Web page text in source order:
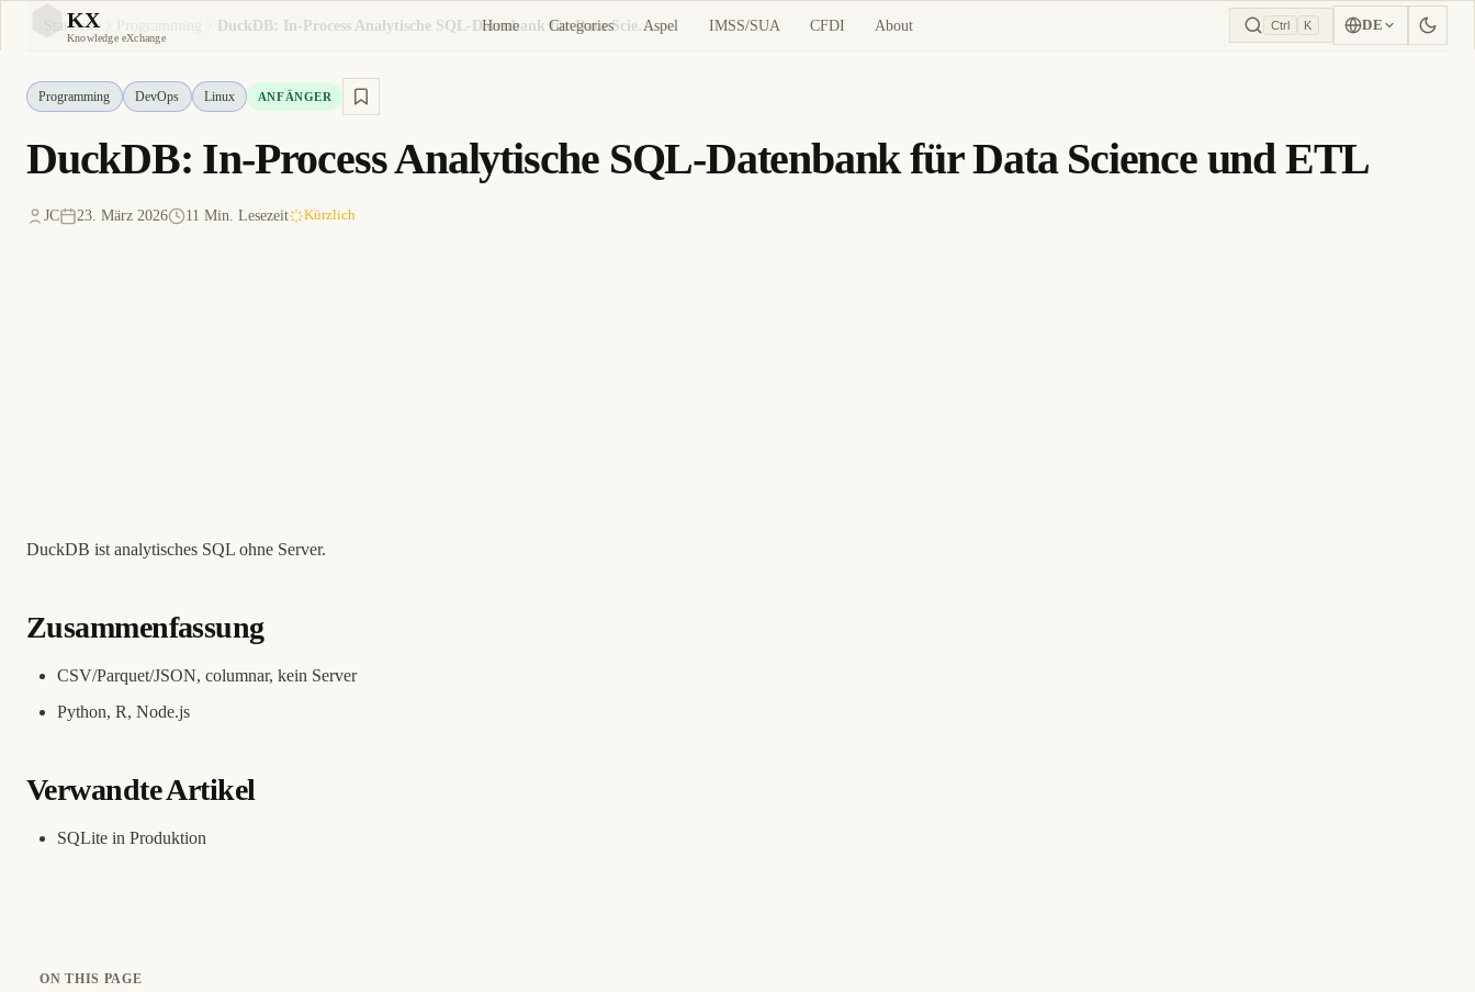
KX
Knowledge eXchange
Home Categories Aspel IMSS/SUA CFDI About Ctrl K DE
Startseite DuckDB: In-Process Analytische SQL-Datenbank für Data Science und ETL
Programming DevOps Linux ANFÄNGER
DuckDB: In-Process Analytische SQL-Datenbank für Data Science und ETL
JC 23. März 2026 11 Min. Lesezeit Kürzlich
DuckDB ist analytisches SQL ohne Server.
Zusammenfassung
CSV/Parquet/JSON, columnar, kein Server
Python, R, Node.js
Verwandte Artikel
SQLite in Produktion
ON THIS PAGE